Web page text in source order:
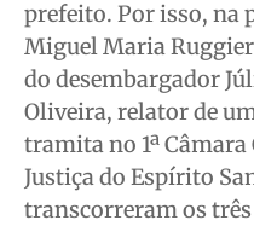
prefeito. Por isso, na
Miguel Maria
do desembargador
Oliveira, relator de
tramita no 1ª
Justiça do Espírito
transcorreram os três